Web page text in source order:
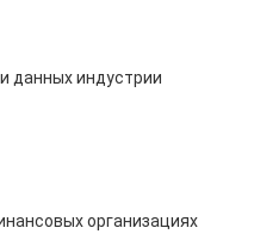
данных индустрии
организациях